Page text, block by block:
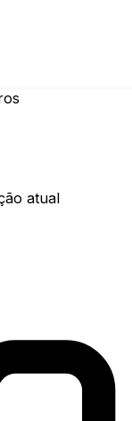
atual